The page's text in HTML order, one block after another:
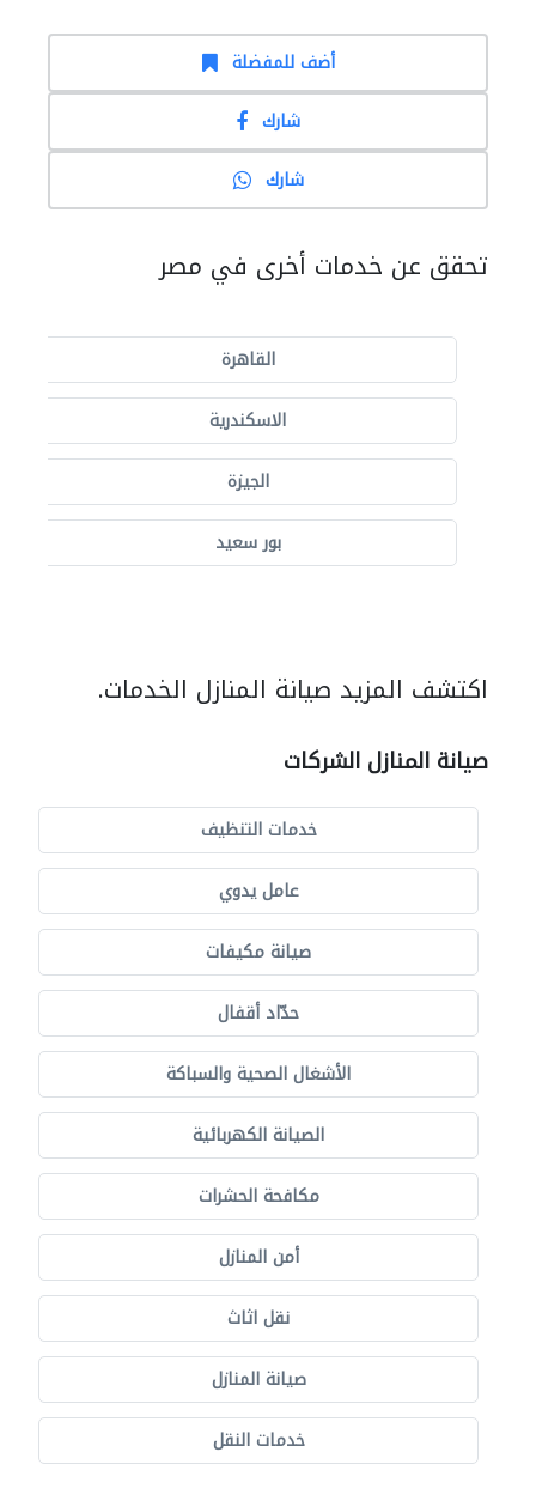
أضف للمفضلة
شارك
شارك
تحقق عن خدمات أخرى في مصر
القاهرة
الاسكندرية
الجيزة
بور سعيد
اكتشف المزيد صيانة المنازل الخدمات.
صيانة المنازل الشركات
خدمات التنظيف
عامل يدوي
صيانة مكيفات
حدّاد أقفال
الأشغال الصحية والسباكة
الصيانة الكهربائية
مكافحة الحشرات
أمن المنازل
نقل اثاث
صيانة المنازل
خدمات النقل